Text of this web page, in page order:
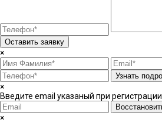
Оставить заявку
×
Узнать
×
Введите email указаный при регистрации
×